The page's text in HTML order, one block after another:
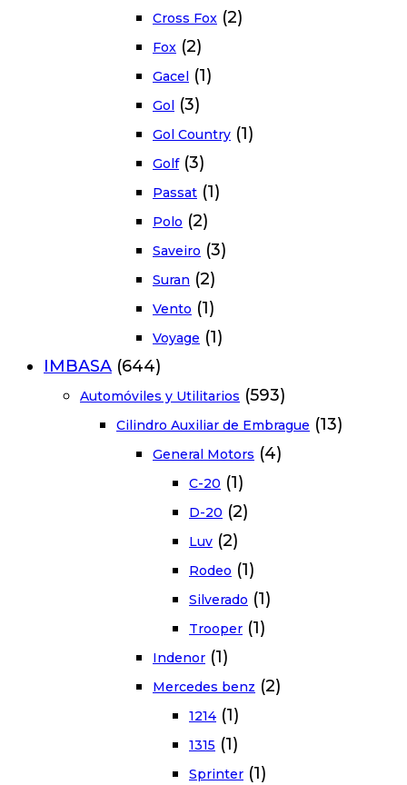
Cross Fox (2)
Fox (2)
Gacel (1)
Gol (3)
Gol Country (1)
Golf (3)
Passat (1)
Polo (2)
Saveiro (3)
Suran (2)
Vento (1)
Voyage (1)
IMBASA (644)
Automóviles y Utilitarios (593)
Cilindro Auxiliar de Embrague (13)
General Motors (4)
C-20 (1)
D-20 (2)
Luv (2)
Rodeo (1)
Silverado (1)
Trooper (1)
Indenor (1)
Mercedes benz (2)
1214 (1)
1315 (1)
Sprinter (1)